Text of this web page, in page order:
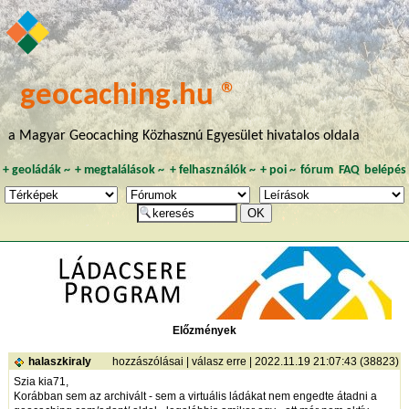
geocaching.hu ®
a Magyar Geocaching Közhasznú Egyesület hivatalos oldala
+ geoládák~ +megtalálások ~ + felhasználók~ + poi~ fórum FAQ belépés
Előzmények
halaszkiraly hozzászólásai válasz erre | 2022.11.19 21:07:43 (38823)
Szia kia71,
Korábban sem az archivált - sem a virtuális ládákat nem engedte átadni a